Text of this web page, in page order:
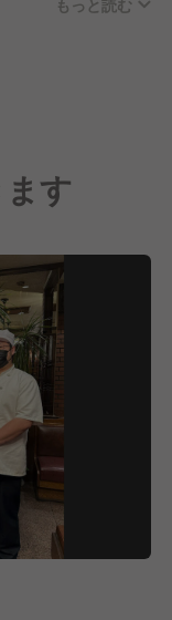
まず心のこもっ
るサービスを
らも多くのお客
げていきたく、
す